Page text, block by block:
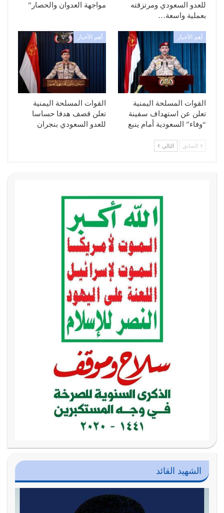
للعدو السعودي ومرتزقته
بعملية واسعة…
مواجهة العدوان والحصار”
أهم الأخبار
القوات المسلحة اليمنية
تعلن عن استهداف سفينة
“وفاء” السعودية أمام ينبع
أهم الأخبار
القوات المسلحة اليمنية
تعلن قصف هدفا حساسا
للعدو السعودي بنجران
السابق التالي
الشهيد القائد